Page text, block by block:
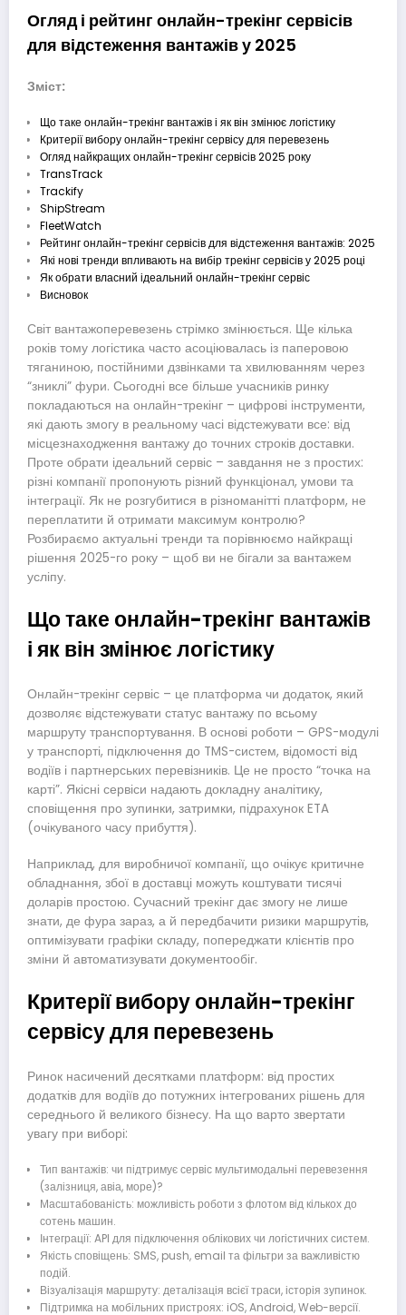
Огляд і рейтинг онлайн-трекінг сервісів
для відстеження вантажів у 2025
Зміст:
Що таке онлайн-трекінг вантажів і як він змінює логістику
Критерії вибору онлайн-трекінг сервісу для перевезень
Огляд найкращих онлайн-трекінг сервісів 2025 року
TransTrack
Trackify
ShipStream
FleetWatch
Рейтинг онлайн-трекінг сервісів для відстеження вантажів: 2025
Які нові тренди впливають на вибір трекінг сервісів у 2025 році
Як обрати власний ідеальний онлайн-трекінг сервіс
Висновок
Світ вантажоперевезень стрімко змінюється. Ще кілька
років тому логістика часто асоціювалась із паперовою
тяганиною, постійними дзвінками та хвилюванням через
“зниклі” фури. Сьогодні все більше учасників ринку
покладаються на онлайн-трекінг – цифрові інструменти,
які дають змогу в реальному часі відстежувати все: від
місцезнаходження вантажу до точних строків доставки.
Проте обрати ідеальний сервіс – завдання не з простих:
різні компанії пропонують різний функціонал, умови та
інтеграції. Як не розгубитися в різноманітті платформ, не
переплатити й отримати максимум контролю?
Розбираємо актуальні тренди та порівнюємо найкращі
рішення 2025-го року – щоб ви не бігали за вантажем
усліпу.
Що таке онлайн-трекінг вантажів
і як він змінює логістику
Онлайн-трекінг сервіс – це платформа чи додаток, який
дозволяє відстежувати статус вантажу по всьому
маршруту транспортування. В основі роботи – GPS-модулі
у транспорті, підключення до TMS-систем, відомості від
водіїв і партнерських перевізників. Це не просто “точка на
карті”. Якісні сервіси надають докладну аналітику,
сповіщення про зупинки, затримки, підрахунок ETA
(очікуваного часу прибуття).
Наприклад, для виробничої компанії, що очікує критичне
обладнання, збої в доставці можуть коштувати тисячі
доларів простою. Сучасний трекінг дає змогу не лише
знати, де фура зараз, а й передбачити ризики маршрутів,
оптимізувати графіки складу, попереджати клієнтів про
зміни й автоматизувати документообіг.
Критерії вибору онлайн-трекінг
сервісу для перевезень
Ринок насичений десятками платформ: від простих
додатків для водіїв до потужних інтегрованих рішень для
середнього й великого бізнесу. На що варто звертати
увагу при виборі:
Тип вантажів: чи підтримує сервіс мультимодальні перевезення
(залізниця, авіа, море)?
Масштабованість: можливість роботи з флотом від кількох до
сотень машин.
Інтеграції: API для підключення облікових чи логістичних систем.
Якість сповіщень: SMS, push, email та фільтри за важливістю
подій.
Візуалізація маршруту: деталізація всієї траси, історія зупинок.
Підтримка на мобільних пристроях: iOS, Android, Web-версії.